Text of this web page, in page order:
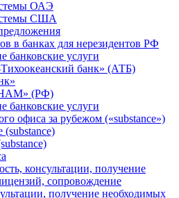
ОАЭ
США
в банках для нерезидентов РФ
банковские услуги
банк» (АТБ)
(РФ)
банковские услуги
офиса за рубежом («substance»)
консультации, получение
сопровождение
получение необходимых